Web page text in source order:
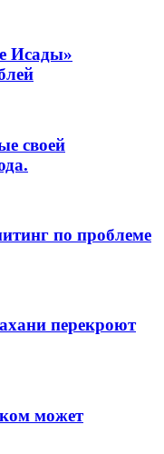
Исады»
своей
по проблеме
перекроют
может